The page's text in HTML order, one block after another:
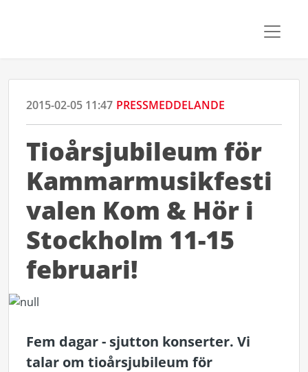
2015-02-05 11:47 PRESSMEDDELANDE
Tioårsjubileum för
Kammarmusikfesti
valen Kom & Hör i
Stockholm 11-15
februari!
Fem dagar - sjutton konserter. Vi
talar om tioårsjubileum för